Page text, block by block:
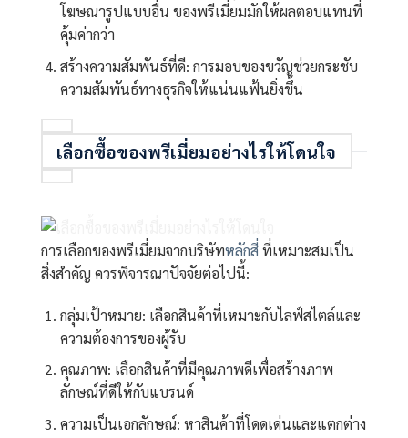
โฆษณารูปแบบอื่น ของพรีเมี่ยมมักให้ผลตอบแทนที่
คุ้มค่ากว่า
สร้างความสัมพันธ์ที่ดี: การมอบของขวัญช่วยกระชับ
ความสัมพันธ์ทางธุรกิจให้แน่นแฟ้นยิ่งขึ้น
เลือกซื้อของพรีเมี่ยมอย่างไรให้โดนใจ
การเลือกของพรีเมี่ยมจากบริษัทหลักสี่ที่เหมาะสมเป็น
สิ่งสำคัญ ควรพิจารณาปัจจัยต่อไปนี้:
กลุ่มเป้าหมาย: เลือกสินค้าที่เหมาะกับไลฟ์สไตล์และ
ความต้องการของผู้รับ
คุณภาพ: เลือกสินค้าที่มีคุณภาพดีเพื่อสร้างภาพ
ลักษณ์ที่ดีให้กับแบรนด์
ความเป็นเอกลักษณ์: หาสินค้าที่โดดเด่นและแตกต่าง